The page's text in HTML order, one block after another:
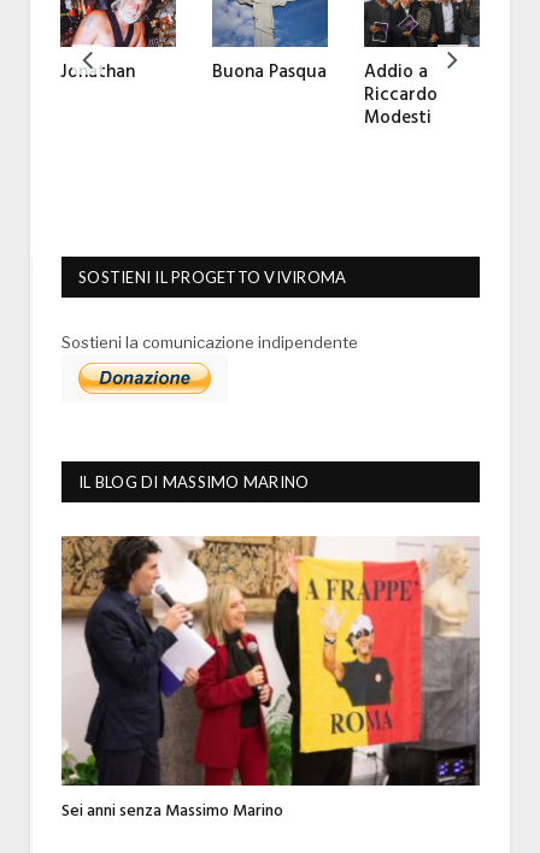
Jonathan Buona Pasqua Addio a
Riccardo
Modesti
SOSTIENI IL PROGETTO VIVIROMA
Sostieni la comunicazione indipendente
IL BLOG DI MASSIMO MARINO
Sei anni senza Massimo Marino